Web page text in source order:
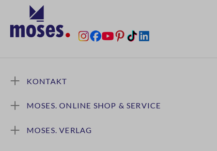
KONTAKT
MOSES. ONLINE SHOP & SERVICE
MOSES. VERLAG